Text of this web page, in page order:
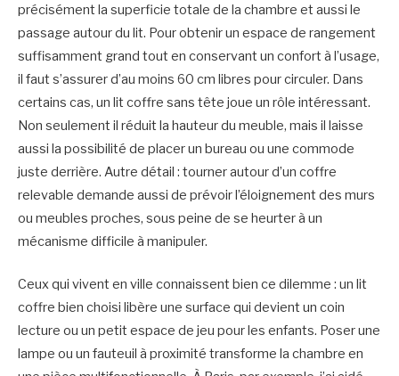
précisément la superficie totale de la chambre et aussi le
passage autour du lit. Pour obtenir un espace de rangement
suffisamment grand tout en conservant un confort à l’usage,
il faut s’assurer d’au moins 60 cm libres pour circuler. Dans
certains cas, un lit coffre sans tête joue un rôle intéressant.
Non seulement il réduit la hauteur du meuble, mais il laisse
aussi la possibilité de placer un bureau ou une commode
juste derrière. Autre détail : tourner autour d’un coffre
relevable demande aussi de prévoir l’éloignement des murs
ou meubles proches, sous peine de se heurter à un
mécanisme difficile à manipuler.
Ceux qui vivent en ville connaissent bien ce dilemme : un lit
coffre bien choisi libère une surface qui devient un coin
lecture ou un petit espace de jeu pour les enfants. Poser une
lampe ou un fauteuil à proximité transforme la chambre en